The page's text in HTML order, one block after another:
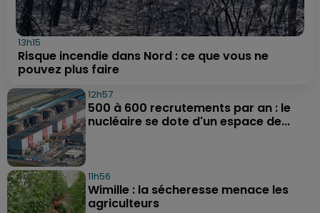
13h15
Risque incendie dans Nord : ce que vous ne
pouvez plus faire
12h57
500 à 600 recrutements par an : le
nucléaire se dote d'un espace de...
11h56
Wimille : la sécheresse menace les
agriculteurs